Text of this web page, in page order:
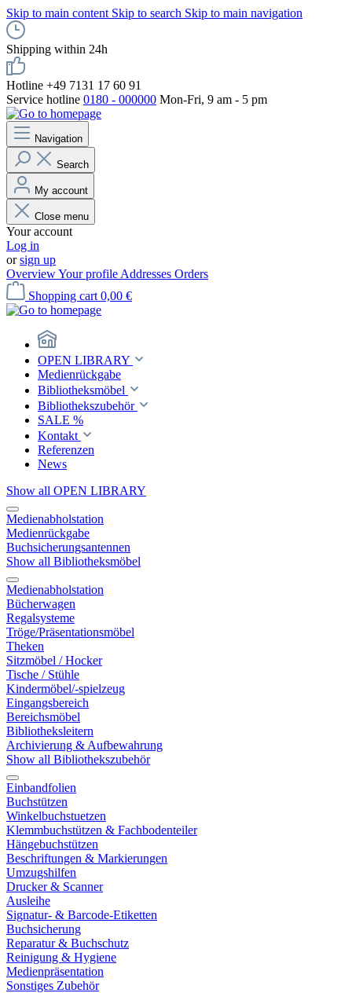
Skip to main content Skip to search Skip to main navigation
Shipping within 24h
Hotline +49 7131 17 60 91
Service hotline 0180 - 000000 Mon-Fri, 9 am - 5 pm
Navigation
Search
My account
Close menu
Your account
Log in
orsign up
OverviewYour profile Addresses Orders
Shopping cart 0,00 €
OPEN LIBRARY
Medienrückgabe
Bibliotheksmöbel
Bibliothekszubehör
SALE %
Kontakt
Referenzen
News
Show all OPEN LIBRARY
Medienabholstation
Medienrückgabe
Buchsicherungsantennen
Show all Bibliotheksmöbel
Medienabholstation
Bücherwagen
Regalsysteme
Tröge/Präsentationsmöbel
Theken
Sitzmöbel / Hocker
Tische / Stühle
Kindermöbel/-spielzeug
Eingangsbereich
Bereichsmöbel
Bibliotheksleitern
Archivierung & Aufbewahrung
Show all Bibliothekszubehör
Einbandfolien
Buchstützen
Winkelbuchstuetzen
Klemmbuchstützen & Fachbodenteiler
Hängebuchstützen
Beschriftungen & Markierungen
Umzugshilfen
Drucker & Scanner
Ausleihe
Signatur- & Barcode-Etiketten
Buchsicherung
Reparatur & Buchschutz
Reinigung & Hygiene
Medienpräsentation
Sonstiges Zubehör